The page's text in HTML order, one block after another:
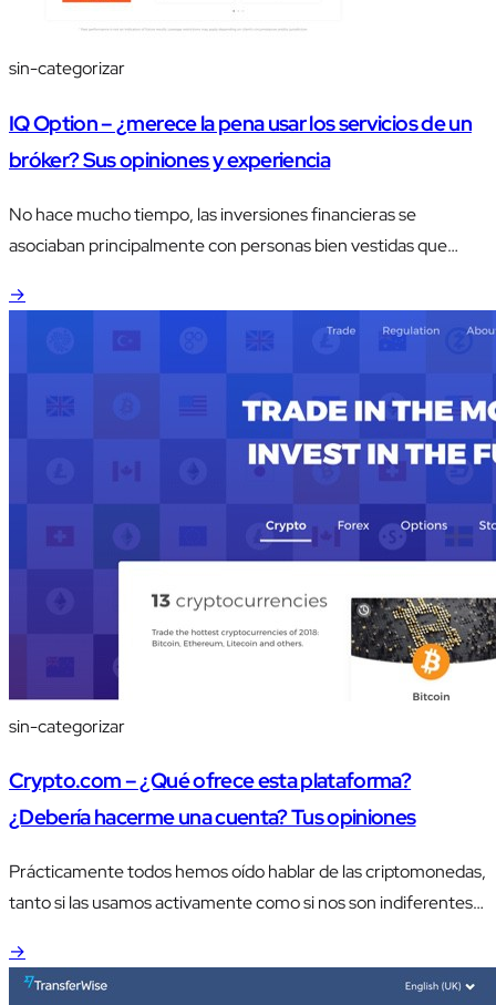
sin-categorizar
IQ Option – ¿merece la pena usar los servicios de un
bróker? Sus opiniones y experiencia
No hace mucho tiempo, las inversiones financieras se
asociaban principalmente con personas bien vestidas que
→
sin-categorizar
Crypto.com – ¿Qué ofrece esta plataforma?
¿Debería hacerme una cuenta? Tus opiniones
Prácticamente todos hemos oído hablar de las criptomonedas,
tanto si las usamos activamente como si nos son indiferentes.
→